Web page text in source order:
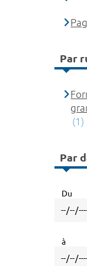
Par
(1)
Par
Du
à